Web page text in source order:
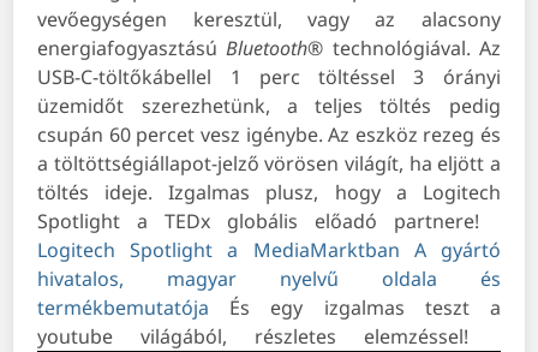
vevőegységen keresztül, vagy az alacsony
energiafogyasztásúBluetooth® technológiával. Az
USB-C-töltőkábellel 1 perc töltéssel 3 órányi
üzemidőt szerezhetünk, a teljes töltés pedig
csupán 60 percet vesz igénybe. Az eszköz rezeg és
a töltöttségiállapot-jelző vörösen világít, ha eljött a
töltés ideje. Izgalmas plusz, hogy a Logitech
Spotlight a TEDx globális előadó partnere!
Logitech Spotlight a MediaMarktban A gyártó
hivatalos, magyar nyelvű oldala és
termékbemutatója
És egy izgalmas teszt a
youtube világából, részletes elemzéssel!